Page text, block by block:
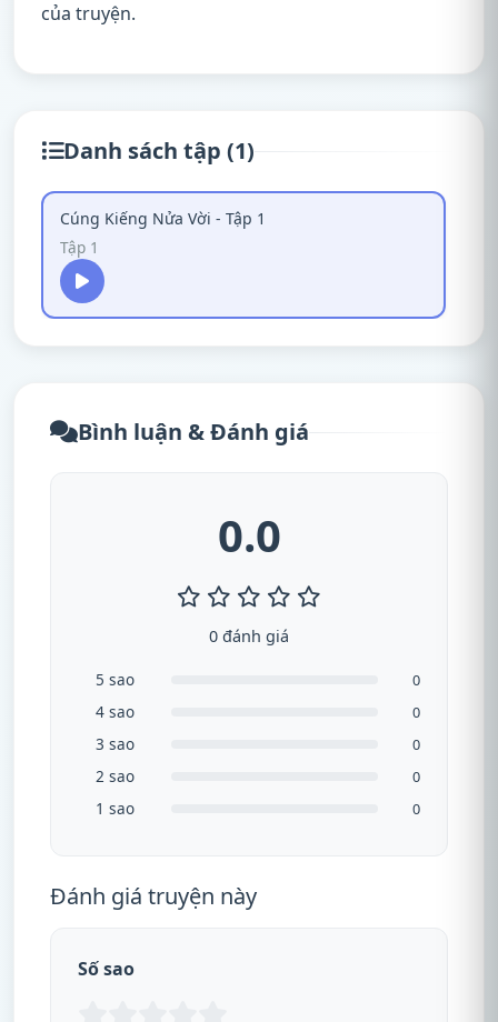
của truyện.
Danh sách tập (1)
Cúng Kiếng Nửa Vời - Tập 1
Tập 1
Bình luận & Đánh giá
0.0
0 đánh giá
5 sao 0
4 sao 0
3 sao 0
2 sao 0
1 sao 0
Đánh giá truyện này
Số sao